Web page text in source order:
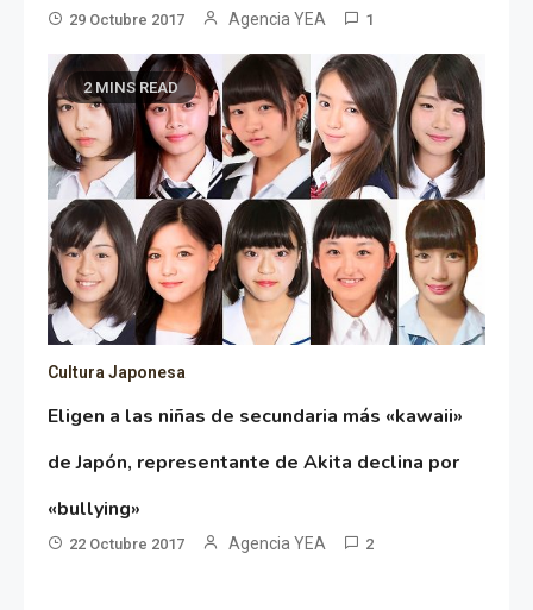
29 Octubre 2017 Agencia YEA 1
2 MINS READ
Cultura Japonesa
Eligen a las niñas de secundaria más «kawaii»
de Japón, representante de Akita declina por
«bullying»
22 Octubre 2017 Agencia YEA 2